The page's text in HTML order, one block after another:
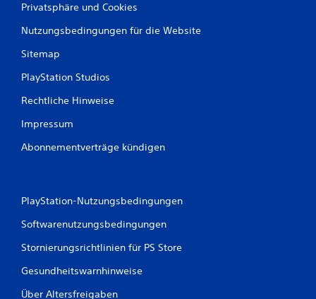
Privatsphäre und Cookies
Nutzungsbedingungen für die Website
Sitemap
PlayStation Studios
Rechtliche Hinweise
Impressum
Abonnementverträge kündigen
PlayStation-Nutzungsbedingungen
Softwarenutzungsbedingungen
Stornierungsrichtlinien für PS Store
Gesundheitswarnhinweise
Über Altersfreigaben